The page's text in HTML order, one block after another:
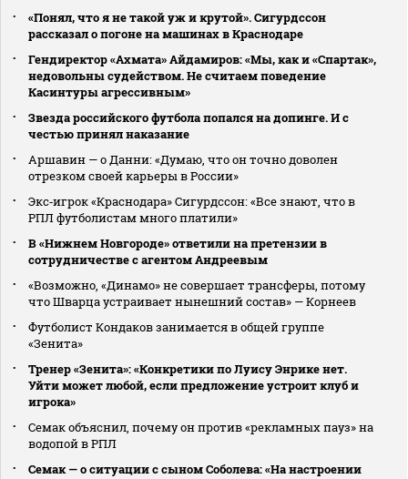
«Понял, что я не такой уж и крутой». Сигурдссон
рассказал о погоне на машинах в Краснодаре
Гендиректор «Ахмата» Айдамиров: «Мы, как и «Спартак»,
недовольны судейством. Не считаем поведение
Касинтуры агрессивным»
Звезда российского футбола попался на допинге. И с
честью принял наказание
Аршавин — о Данни: «Думаю, что он точно доволен
отрезком своей карьеры в России»
Экс‑игрок «Краснодара» Сигурдссон: «Все знают, что в
РПЛ футболистам много платили»
В «Нижнем Новгороде» ответили на претензии в
сотрудничестве с агентом Андреевым
«Возможно, «Динамо» не совершает трансферы, потому
что Шварца устраивает нынешний состав» — Корнеев
Футболист Кондаков занимается в общей группе
«Зенита»
Тренер «Зенита»: «Конкретики по Луису Энрике нет.
Уйти может любой, если предложение устроит клуб и
игрока»
Семак объяснил, почему он против «рекламных пауз» на
водопой в РПЛ
Семак — о ситуации с сыном Соболева: «На настроении